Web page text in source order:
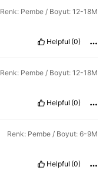
Renk: Pembe / Boyut: 12-18M
Helpful (0)
Renk: Pembe / Boyut: 12-18M
Helpful (0)
Renk: Pembe / Boyut: 6-9M
Helpful (0)